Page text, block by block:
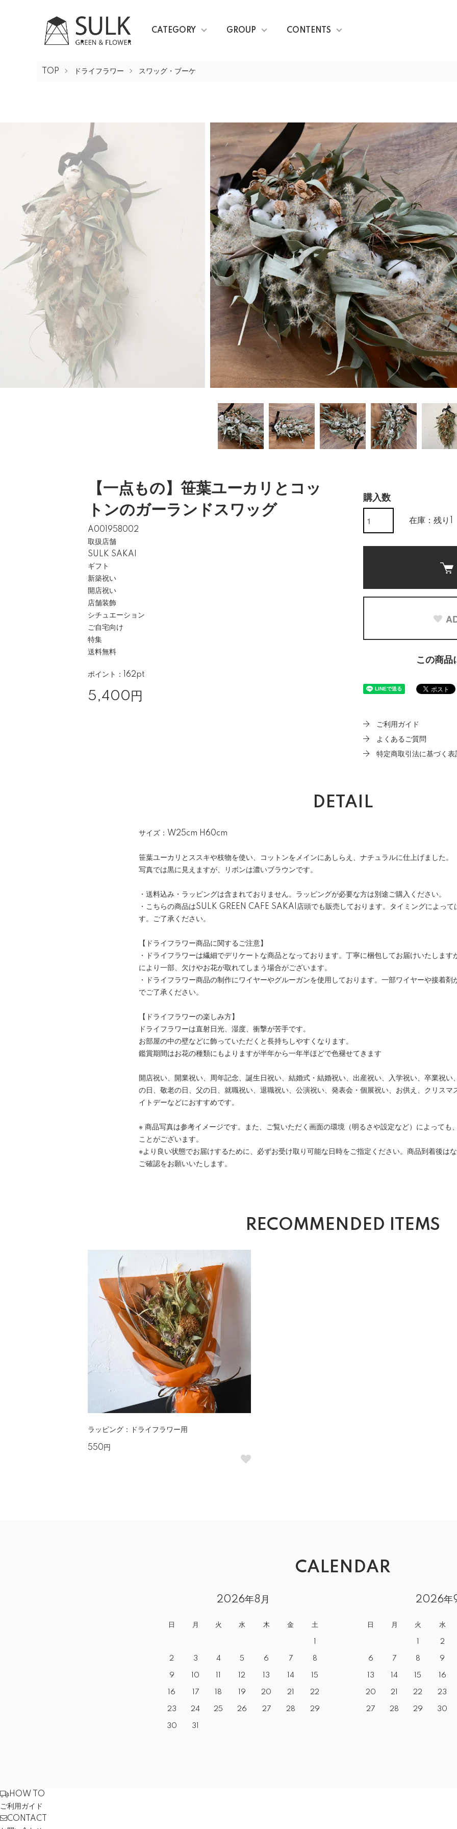
CATEGORY GROUP CONTENTS
TOP ドライフラワー スワッグ・ブーケ
【一点もの】笹葉ユーカリとコッ
トンのガーランドスワッグ
A001958002
取扱店舗
SULK SAKAI
ギフト
新築祝い
開店祝い
店舗装飾
シチュエーション
ご自宅向け
特集
送料無料
ポイント：162pt
5,400円
購入数
在庫：残り1
この商品
ご利用ガイド
よくあるご質問
特定商取引法に基づく表
DETAIL
サイズ：W25cm H60cm
笹葉ユーカリとススキや枝物を使い、コットンをメインにあしらえ、ナチュラルに仕上げました。
写真では黒に見えますが、リボンは濃いブラウンです。
・送料込み・ラッピングは含まれておりません。 ラッピングが必要な方は別途ご購入 ください。
・こちらの商品はSULK GREEN CAFE SAKAI店頭でも販売しております。タイミングによって
す。ご了承ください。
【ドライフラワー商品に関するご注意】
・ドライフラワーは繊細でデリケートな商品となっております。丁寧に梱包してお届けいたしま
により一部、欠けやお花が取れてしまう場合がございます。
・ドライフラワー商品の制作にワイヤーやグルーガンを使用しております。一部ワイヤーや接着
でご了承ください。
【ドライフラワーの楽しみ方】
ドライフラワーは直射日光、湿度、衝撃が苦手です。
お部屋の中の壁などに飾っていただくと長持ちしやすくなります。
鑑賞期間はお花の種類にもよりますが半年から一年半ほどで色褪せてきます
開店祝い、開業祝い、周年記念、誕生日祝い、結婚式・結婚祝い、出産祝い、入学祝い、卒業祝い
の日、敬老の日、父の日、就職祝い、退職祝い、公演祝い、発表会・個展祝い、お供え、クリスマ
イトデーなどにおすすめです。
※ 商品写真は参考イメージです。また、ご覧いただく画面の環境（明るさや設定など）によっても
ことがございます。
※より良い状態でお届けするために、必ずお受け取り可能な日時をご指定ください。商品到着後は
ご確認をお願いいたします。
RECOMMENDED ITEMS
ラッピング：ドライフラワー用
550円
CALENDAR
2026年8月
日 月 火 水 木 金 土
2 3 4 5 6 7 8
9 10 12 13 14 15
16 17 18 19 20 21 22
23 24 25 26 27 28 29
30 31
2026年
日 月 火 水
2
6 7 8 9
13 14 15 16
20 21 22 23
27 28 29 30
HOW TO
ご利用ガイド
CONTACT